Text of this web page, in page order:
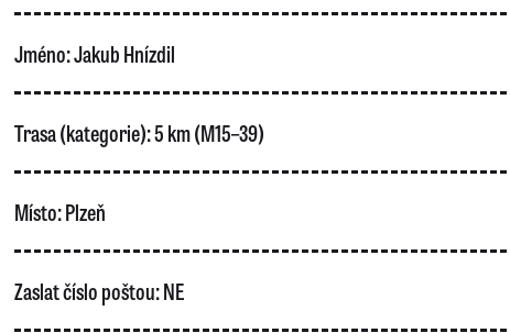
Jméno:Jakub Hnízdil
Trasa (kategorie):5 km (M15–39)
Místo:Plzeň
Zaslat číslo poštou:NE